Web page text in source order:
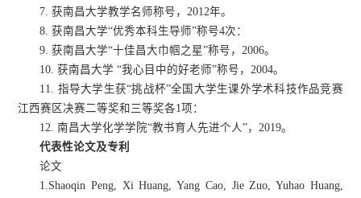
7. 获南昌大学教学名师称号，2012年。
8. 获南昌大学“优秀本科生导师”称号4次：
9. 获南昌大学“十佳昌大巾帼之星”称号，2006。
10. 获南昌大学 “我心目中的好老师”称号，2004。
11. 指导大学生获“挑战杯”全国大学生课外学术科技作品竞赛
江西赛区决赛二等奖和三等奖各1项：
12. 南昌大学化学学院“教书育人先进个人”，2019。
代表性论文及专利
论文
1.Shaoqin Peng, Xi Huang, Yang Cao, Jie Zuo, Yuhao Huang,